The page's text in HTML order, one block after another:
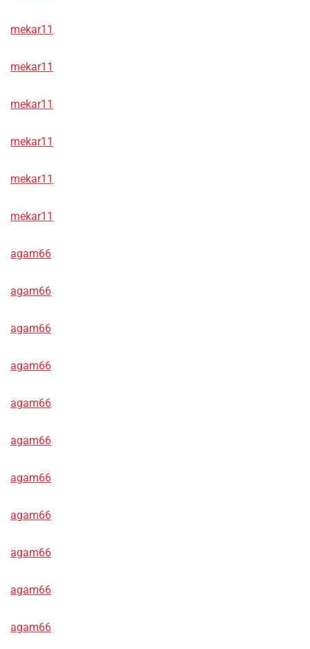
mekar11
mekar11
mekar11
mekar11
mekar11
mekar11
agam66
agam66
agam66
agam66
agam66
agam66
agam66
agam66
agam66
agam66
agam66